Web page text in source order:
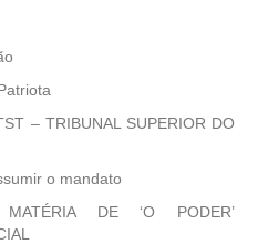
– TRIBUNAL SUPERIOR DO
o mandato
MATÉRIA DE ‘O PODER’